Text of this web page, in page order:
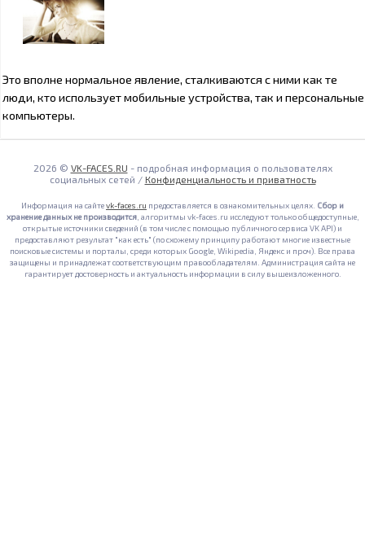
Это вполне нормальное явление, сталкиваются с ними как те
люди, кто использует мобильные устройства, так и персональные
компьютеры.
2026 © VK-FACES.RU - подробная информация о пользователях
социальных сетей / Конфиденциальность и приватность
Информация на сайтеvk-faces.ru предоставляется в ознакомительных целях. Сбор и
хранение данных не производится, алгоритмы vk-faces.ru исследуют только общедоступные,
открытые источники сведений (в том числе с помощью публичного сервиса VK API) и
предоставляют результат "как есть" (по схожему принципу работают многие известные
поисковые системы и порталы, среди которых Google, Wikipedia, Яндекс и проч). Все права
защищены и принадлежат соответствующим правообладателям. Администрация сайта не
гарантирует достоверность и актуальность информации в силу вышеизложенного.